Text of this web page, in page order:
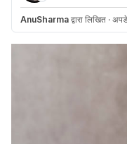
AnuSharma द्वारा लिखित ·